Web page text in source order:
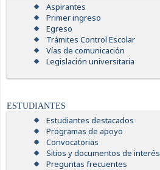
Aspirantes
Primer ingreso
Egreso
Trámites Control Escolar
Vías de comunicación
Legislación universitaria
ESTUDIANTES
Estudiantes destacados
Programas de apoyo
Convocatorias
Sitios y documentos de interés
Preguntas frecuentes